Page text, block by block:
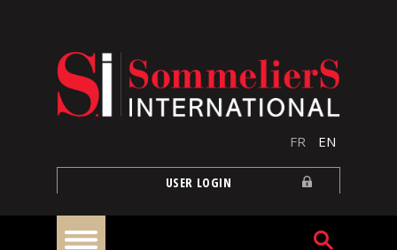
FR EN
USER LOGIN